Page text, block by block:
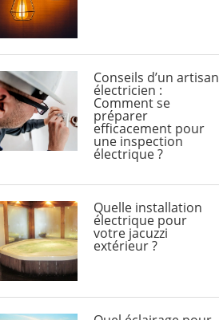
Conseils d’un artisan
électricien :
Comment se
préparer
efficacement pour
une inspection
électrique ?
Quelle installation
électrique pour
votre jacuzzi
extérieur ?